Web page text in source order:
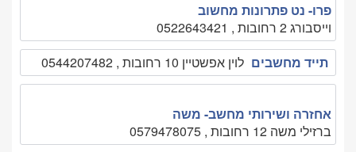
פרו- נט פתרונות מחשוב
וייסבורג 2 רחובות , 0522643421
תייד מחשבים לוין אפשטיין 10 רחובות , 0544207482
אחזרה ושירותי מחשב- משה
ברזילי משה 12 רחובות , 0579478075